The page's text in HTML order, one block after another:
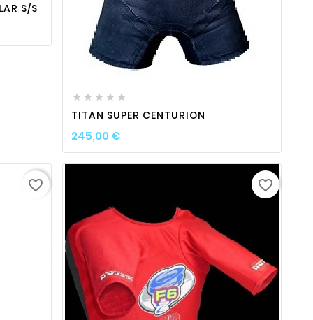
S/S
 favorite_border  visibility
    
TITAN SUPER CENTURION
245,00 €Prix
favorite_border favorite_border